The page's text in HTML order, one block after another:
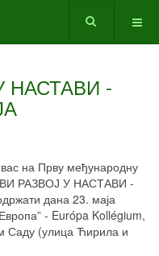
НАСТАВИ -
на Прву међународну
РАЗВОЈ У НАСТАВИ -
дана 23. маја
- Európa Kollégium,
Саду (улица Ћирила и